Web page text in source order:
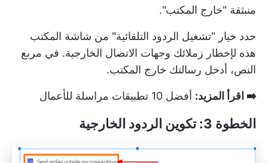
منبثقة "خارج المكتب".
حدد خيار "تشغيل الردود التلقائية" من شاشة المكتب
هذه لإخطار زملائك وجهات الاتصال الخارجية. في مربع
النص، أدخل رسالتك خارج المكتب.
➡️ اقرأ المزيد: أفضل 10 تطبيقات مراسلة للأعمال
الخطوة 3: تكوين الردود الخارجية